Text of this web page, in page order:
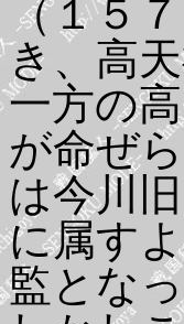
（１５
き、高
一方の
が命ぜ
は今川
に属す
監とな